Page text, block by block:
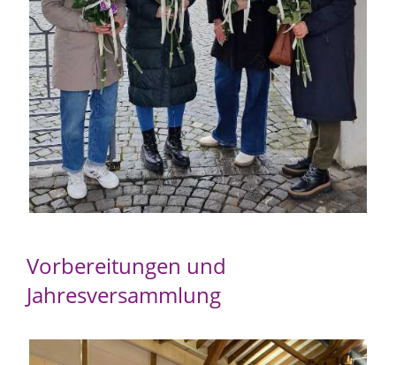
Vorbereitungen und
Jahresversammlung